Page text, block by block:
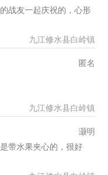
战友一起庆祝的，心形
九江修水县白岭镇
匿名
九江修水县白岭镇
灏明
带水果夹心的，很好